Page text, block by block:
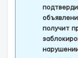
получит